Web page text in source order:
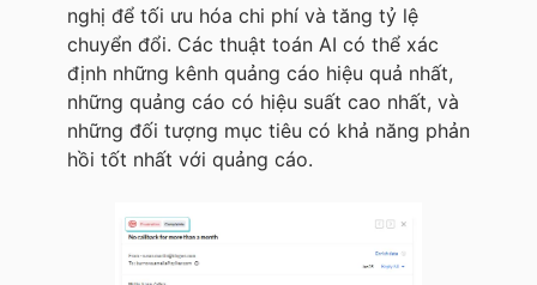
nghị để tối ưu hóa chi phí và tăng tỷ lệ
chuyển đổi. Các thuật toán AI có thể xác
định những kênh quảng cáo hiệu quả nhất,
những quảng cáo có hiệu suất cao nhất, và
những đối tượng mục tiêu có khả năng phản
hồi tốt nhất với quảng cáo.